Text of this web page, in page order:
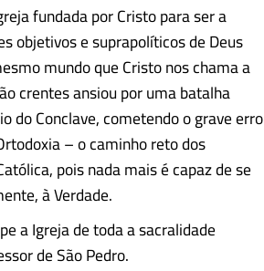
fundada por Cristo para ser a
objetivos e suprapolíticos de Deus
mundo que Cristo nos chama a
crentes ansiou por uma batalha
do Conclave, cometendo o grave erro
– o caminho reto dos
pois nada mais é capaz de se
à Verdade.
a Igreja de toda a sacralidade
de São Pedro.